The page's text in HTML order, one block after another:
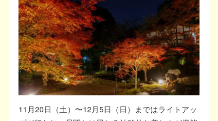
11月20日（土）〜12月5日（日）まではライトアッ